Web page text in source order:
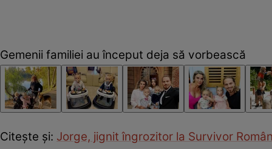
Gemenii familiei au început deja să vorbească
Citește și: Jorge, jignit îngrozitor la Survivor